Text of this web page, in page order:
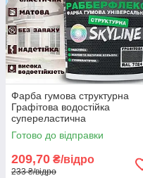
Фарба гумова структурна
Графітова водостійка
супереластична
універсальна емаль
«РабберФлекс» SkyLine для
зовнішніх робіт 1.4 кг
Готово до відправки
209,70 ₴/відро
233 ₴/відро